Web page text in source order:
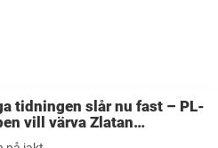
tidningen slår nu fast – PL-
vill värva Zlatan